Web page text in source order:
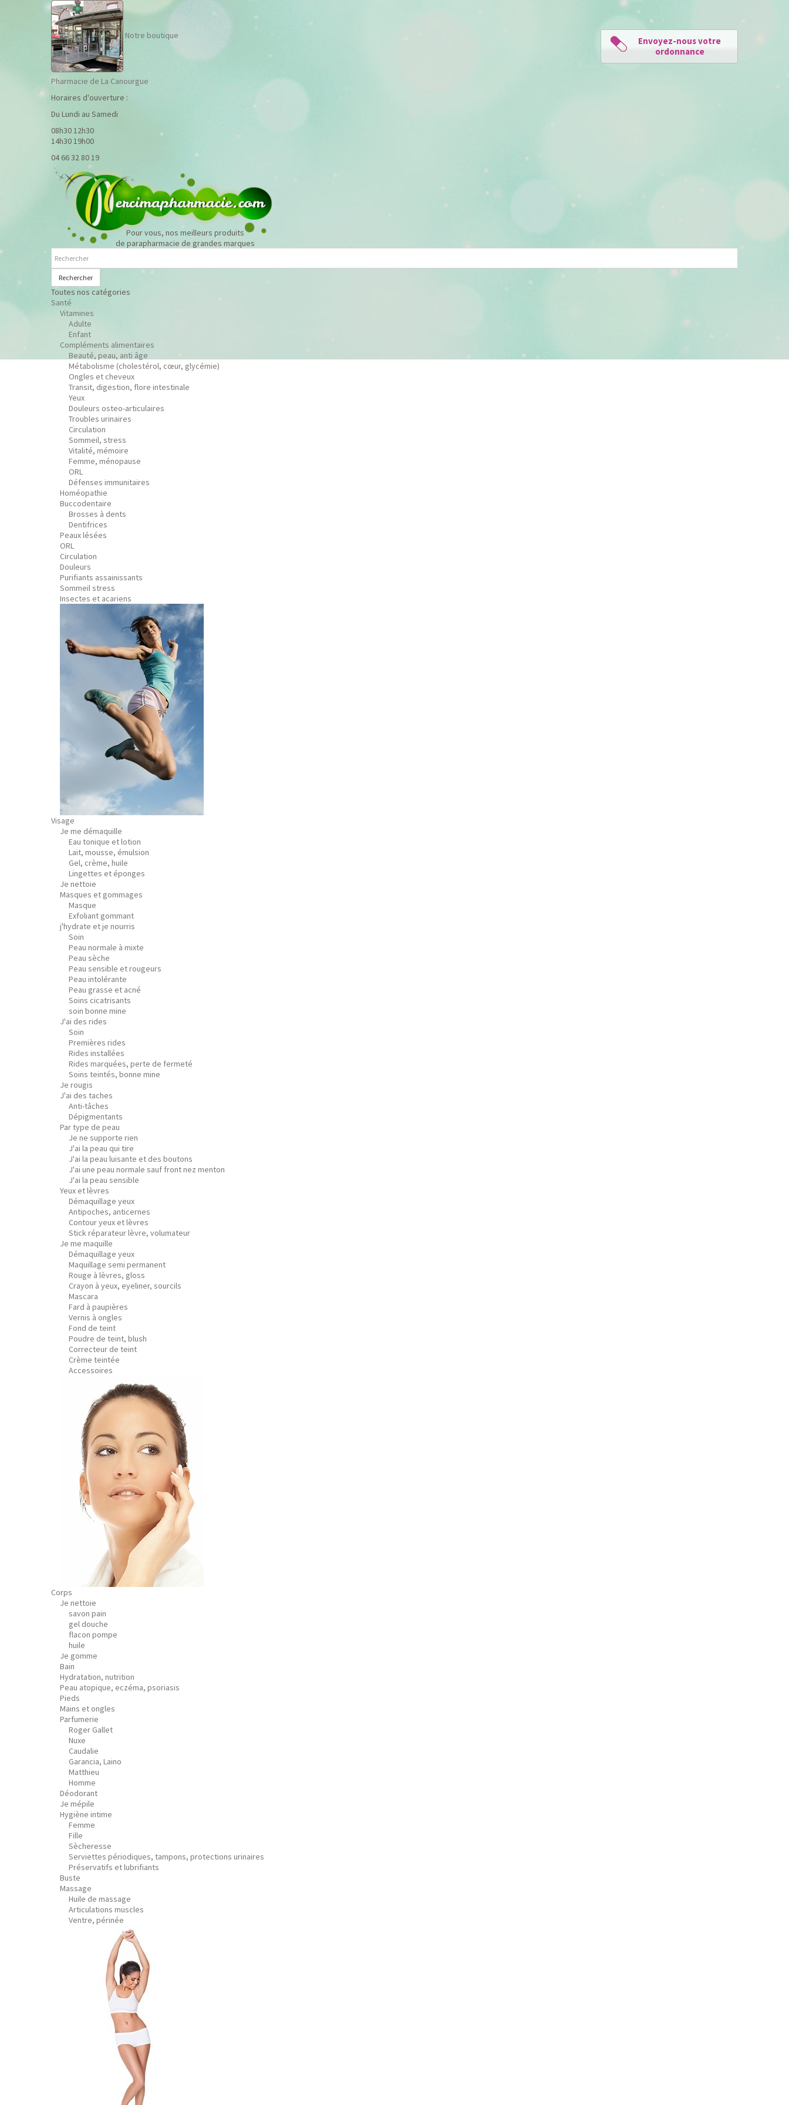
Notre boutique
Pharmacie de La Canourgue
Horaires d'ouverture :
Du Lundi au Samedi
08h30 12h30
14h30 19h00
04 66 32 80 19
Pour vous, nos meilleurs produits
de parapharmacie de grandes marques
Rechercher
Toutes nos catégories
Santé
Vitamines
Adulte
Enfant
Compléments alimentaires
Beauté, peau, anti âge
Métabolisme (cholestérol, cœur, glycémie)
Ongles et cheveux
Transit, digestion, flore intestinale
Yeux
Douleurs osteo-articulaires
Troubles urinaires
Circulation
Sommeil, stress
Vitalité, mémoire
Femme, ménopause
ORL
Défenses immunitaires
Homéopathie
Buccodentaire
Brosses à dents
Dentifrices
Peaux lésées
ORL
Circulation
Douleurs
Purifiants assainissants
Sommeil stress
Insectes et acariens
Visage
Je me démaquille
Eau tonique et lotion
Lait, mousse, émulsion
Gel, crème, huile
Lingettes et éponges
Je nettoie
Masques et gommages
Masque
Exfoliant gommant
j'hydrate et je nourris
Soin
Peau normale à mixte
Peau sèche
Peau sensible et rougeurs
Peau intolérante
Peau grasse et acné
Soins cicatrisants
soin bonne mine
J'ai des rides
Soin
Premières rides
Rides installées
Rides marquées, perte de fermeté
Soins teintés, bonne mine
Je rougis
J'ai des taches
Anti-tâches
Dépigmentants
Par type de peau
Je ne supporte rien
J'ai la peau qui tire
J'ai la peau luisante et des boutons
J'ai une peau normale sauf front nez menton
J'ai la peau sensible
Yeux et lèvres
Démaquillage yeux
Antipoches, anticernes
Contour yeux et lèvres
Stick réparateur lèvre, volumateur
Je me maquille
Démaquillage yeux
Maquillage semi permanent
Rouge à lèvres, gloss
Crayon à yeux, eyeliner, sourcils
Mascara
Fard à paupières
Vernis à ongles
Fond de teint
Poudre de teint, blush
Correcteur de teint
Crème teintée
Accessoires
Corps
Je nettoie
savon pain
gel douche
flacon pompe
huile
Je gomme
Bain
Hydratation, nutrition
Peau atopique, eczéma, psoriasis
Pieds
Mains et ongles
Parfumerie
Roger Gallet
Nuxe
Caudalie
Garancia, Laino
Matthieu
Homme
Déodorant
Je mépile
Hygiène intime
Femme
Fille
Sècheresse
Serviettes périodiques, tampons, protections urinaires
Préservatifs et lubrifiants
Buste
Massage
Huile de massage
Articulations muscles
Ventre, périnée
Envoyez-nous votre
ordonnance